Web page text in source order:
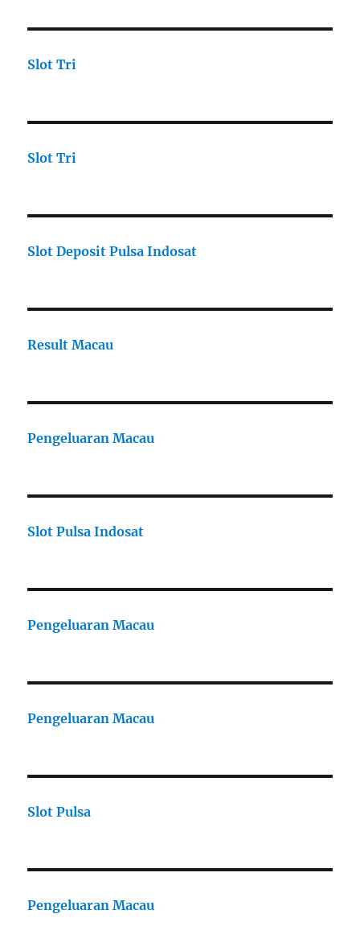
Slot Tri
Slot Tri
Slot Deposit Pulsa Indosat
Result Macau
Pengeluaran Macau
Slot Pulsa Indosat
Pengeluaran Macau
Pengeluaran Macau
Slot Pulsa
Pengeluaran Macau